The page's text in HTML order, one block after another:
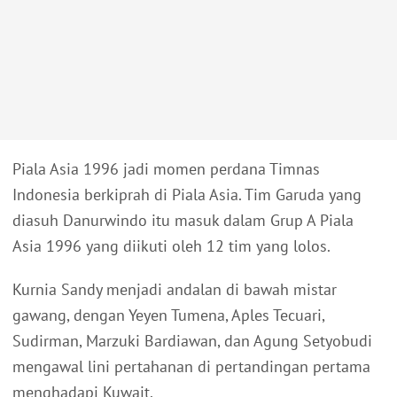
Piala Asia 1996 jadi momen perdana Timnas
Indonesia berkiprah di Piala Asia. Tim Garuda yang
diasuh Danurwindo itu masuk dalam Grup A Piala
Asia 1996 yang diikuti oleh 12 tim yang lolos.
Kurnia Sandy menjadi andalan di bawah mistar
gawang, dengan Yeyen Tumena, Aples Tecuari,
Sudirman, Marzuki Bardiawan, dan Agung Setyobudi
mengawal lini pertahanan di pertandingan pertama
menghadapi Kuwait.